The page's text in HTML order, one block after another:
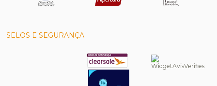
SELOS E SEGURANÇA